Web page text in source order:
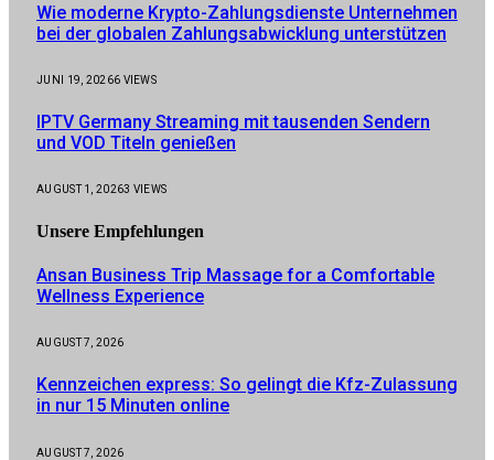
Wie moderne Krypto-Zahlungsdienste Unternehmen
bei der globalen Zahlungsabwicklung unterstützen
JUNI 19, 20266 VIEWS
IPTV Germany Streaming mit tausenden Sendern
und VOD Titeln genießen
AUGUST 1, 20263 VIEWS
Unsere Empfehlungen
Ansan Business Trip Massage for a Comfortable
Wellness Experience
AUGUST 7, 2026
Kennzeichen express: So gelingt die Kfz-Zulassung
in nur 15 Minuten online
AUGUST 7, 2026